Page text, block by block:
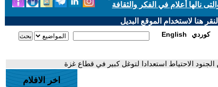
نالها أعلام في الفكر والثقافة
هنا لاستخدام الموقع البديل
English كوردي
الاحتياط استعدادا لتوغل كبير في قطاع غزة
اخر الافلام